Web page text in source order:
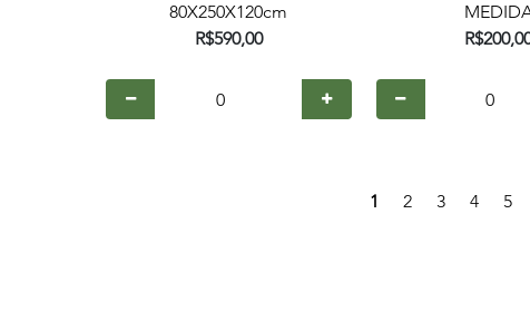
80X250X120cm
R$590,00
1 2 3 4 5